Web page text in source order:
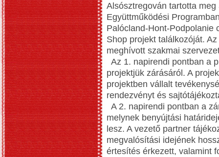
Alsósztregován tartotta
Együttműködési
Palócland-Hont-Podpolanie
Shop projekt találkozóját.
meghívott szakmai
Az 1. napirendi pontban a
projektjük zárásáról. A
projektben vállalt
rendezvényt és
A 2. napirendi pontban a
melynek benyújtási
lesz. A vezető partner
megvalósítási idejének
értesítés érkezett, valamint